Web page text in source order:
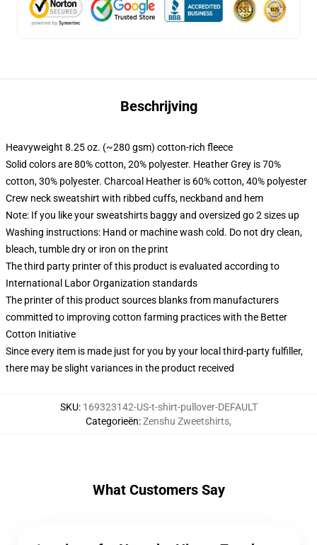
Beschrijving
Heavyweight 8.25 oz. (~280 gsm) cotton-rich fleece
Solid colors are 80% cotton, 20% polyester. Heather Grey is 70%
cotton, 30% polyester. Charcoal Heather is 60% cotton, 40% polyester
Crew neck sweatshirt with ribbed cuffs, neckband and hem
Note: If you like your sweatshirts baggy and oversized go 2 sizes up
Washing instructions: Hand or machine wash cold. Do not dry clean,
bleach, tumble dry or iron on the print
The third party printer of this product is evaluated according to
International Labor Organization standards
The printer of this product sources blanks from manufacturers
committed to improving cotton farming practices with the Better
Cotton Initiative
Since every item is made just for you by your local third-party fulfiller,
there may be slight variances in the product received
SKU: 169323142-US-t-shirt-pullover-DEFAULT
Categorieën:Zenshu Zweetshirts,
What Customers Say